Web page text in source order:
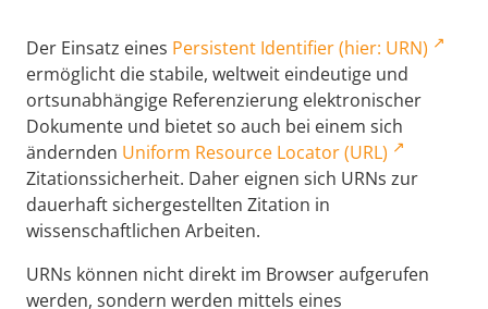
Der Einsatz eines Persistent Identifier (hier: URN)
ermöglicht die stabile, weltweit eindeutige und
ortsunabhängige Referenzierung elektronischer
Dokumente und bietet so auch bei einem sich
ändernden Uniform Resource Locator (URL)
Zitationssicherheit. Daher eignen sich URNs zur
dauerhaft sichergestellten Zitation in
wissenschaftlichen Arbeiten.
URNs können nicht direkt im Browser aufgerufen
werden, sondern werden mittels eines